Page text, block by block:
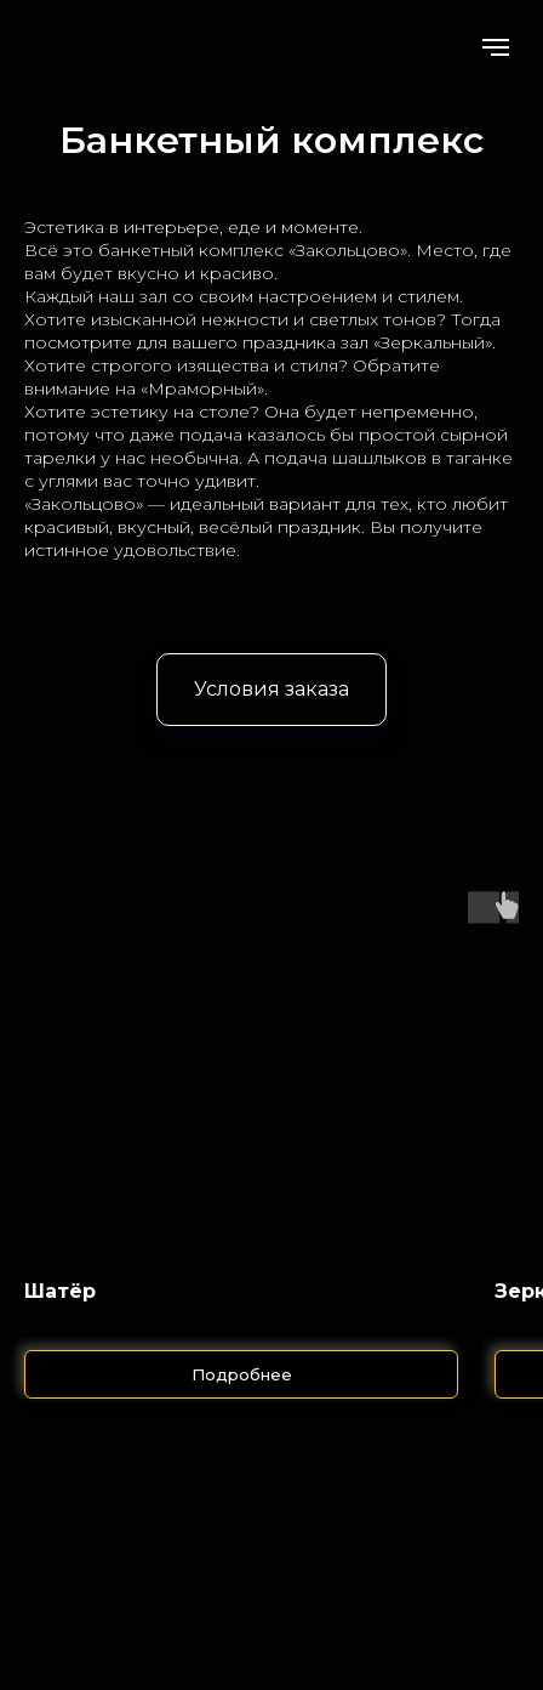
Банкетный комплекс
Эстетика в интерьере, еде и моменте.
Всё это банкетный комплекс «Закольцово». Место, где
вам будет вкусно и красиво.
Каждый наш зал со своим настроением и стилем.
Хотите изысканной нежности и светлых тонов? Тогда
посмотрите для вашего праздника зал «Зеркальный».
Хотите строгого изящества и стиля? Обратите
внимание на «Мраморный».
Хотите эстетику на столе? Она будет непременно,
потому что даже подача казалось бы простой сырной
тарелки у нас необычна. А подача шашлыков в таганке
с углями вас точно удивит.
«Закольцово» — идеальный вариант для тех, кто любит
красивый, вкусный, весёлый праздник. Вы получите
истинное удовольствие.
Условия заказа
Шатёр
Подробнее